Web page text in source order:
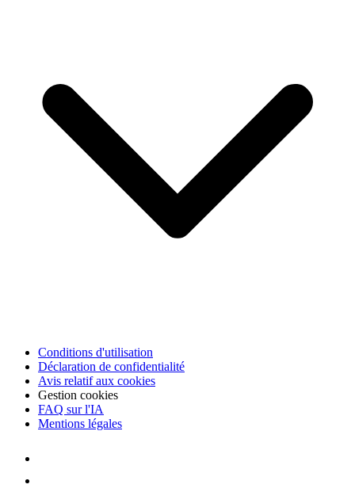
Conditions d'utilisation
Déclaration de confidentialité
Avis relatif aux cookies
Gestion cookies
FAQ sur l'IA
Mentions légales